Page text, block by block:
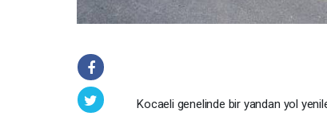
Kocaeli genelinde bir yandan yol